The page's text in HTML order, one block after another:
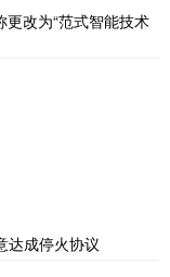
改为“范式智能技术
达成停火协议